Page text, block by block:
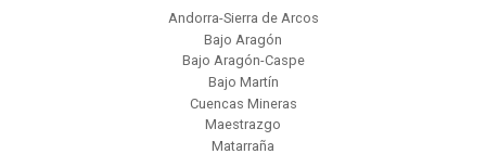
Andorra-Sierra de Arcos
Bajo Aragón
Bajo Aragón-Caspe
Bajo Martín
Cuencas Mineras
Maestrazgo
Matarraña